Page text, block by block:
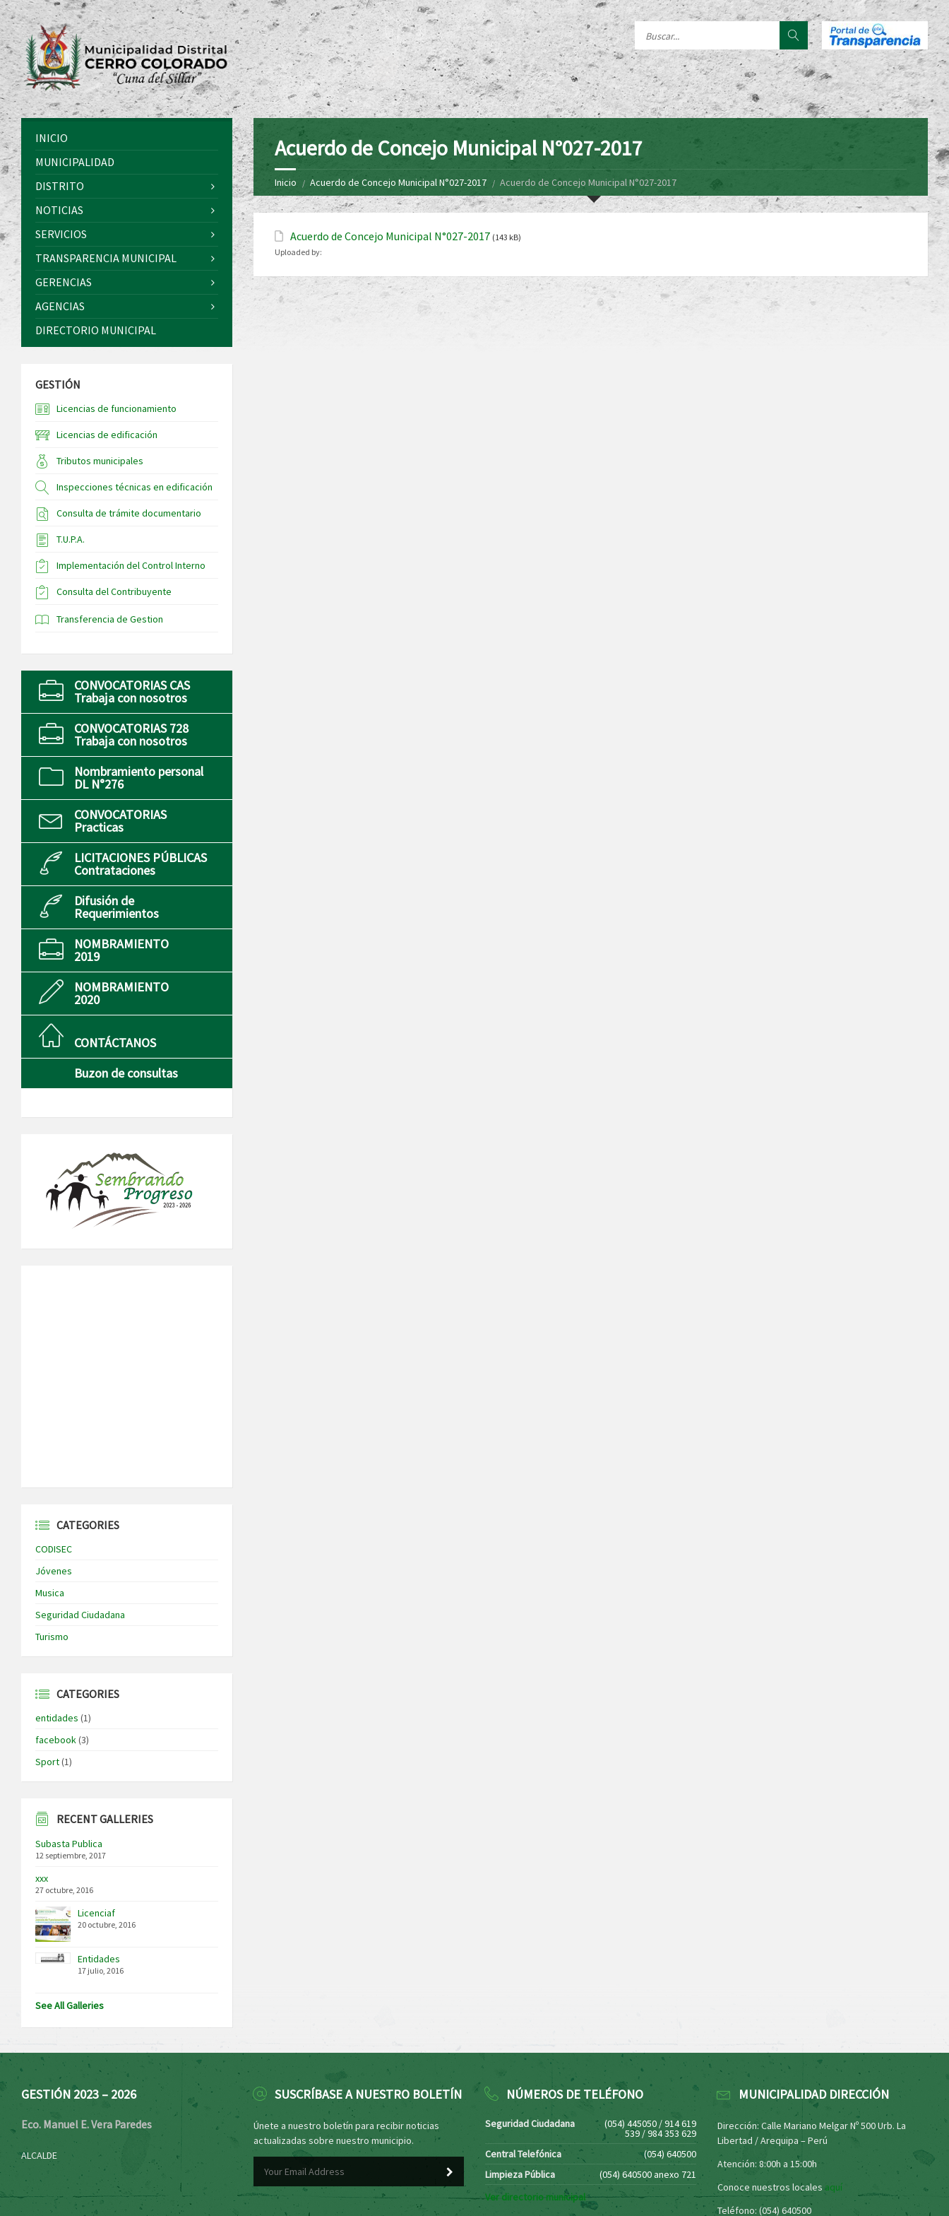
Acuerdo de Concejo Municipal N°027-2017
Inicio Acuerdo de Concejo Municipal N°027-2017 Acuerdo de Concejo Municipal N°027-2017
Acuerdo de Concejo Municipal N°027-2017 (143 kB)
Uploaded by:
INICIO
MUNICIPALIDAD
DISTRITO
NOTICIAS
SERVICIOS
TRANSPARENCIA MUNICIPAL
GERENCIAS
AGENCIAS
DIRECTORIO MUNICIPAL
GESTIÓN
Licencias de funcionamiento
Licencias de edificación
Tributos municipales
Inspecciones técnicas en edificación
Consulta de trámite documentario
T.U.P.A.
Implementación del Control Interno
Consulta del Contribuyente
Transferencia de Gestion
CONVOCATORIAS CAS
Trabaja con nosotros
CONVOCATORIAS 728
Trabaja con nosotros
Nombramiento personal
DL N°276
CONVOCATORIAS
Practicas
LICITACIONES PÚBLICAS
Contrataciones
Difusión de
Requerimientos
NOMBRAMIENTO
2019
NOMBRAMIENTO
2020
CONTÁCTANOS
Buzon de consultas
CATEGORIES
CODISEC
Jóvenes
Musica
Seguridad Ciudadana
Turismo
CATEGORIES
entidades (1)
facebook(3)
Sport(1)
RECENT GALLERIES
Subasta Publica
12 septiembre, 2017
xxx
27 octubre, 2016
Licenciaf
20 octubre, 2016
Entidades
17 julio, 2016
See All Galleries
GESTIÓN 2023 – 2026
Eco. Manuel E. Vera Paredes
ALCALDE
SUSCRÍBASE A NUESTRO BOLETÍN
Únete a nuestro boletín para recibir noticias
actualizadas sobre nuestro municipio.
NÚMEROS DE TELÉFONO
Seguridad Ciudadana (054) 445050 / 914 619
539 / 984 353 629
Central Telefónica
(054) 640500
Limpieza Pública
(054) 640500 anexo 721
Ver directorio municipal
MUNICIPALIDAD DIRECCIÓN
Dirección: Calle Mariano Melgar Nº 500 Urb. La
Libertad / Arequipa – Perú
Atención: 8:00h a 15:00h
Conoce nuestros locales aquí
Teléfono: (054) 640500